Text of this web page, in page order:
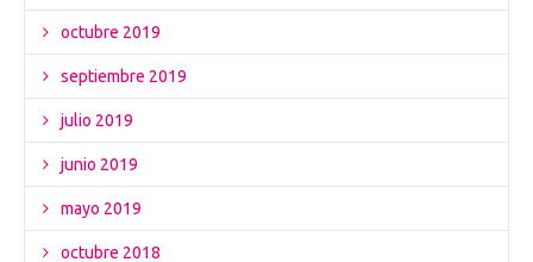
octubre 2019
septiembre 2019
julio 2019
junio 2019
mayo 2019
octubre 2018